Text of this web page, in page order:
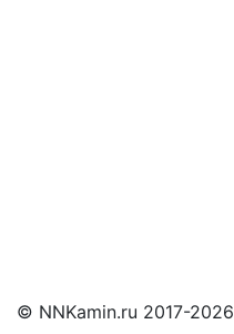
© NNKamin.ru 2017-2026